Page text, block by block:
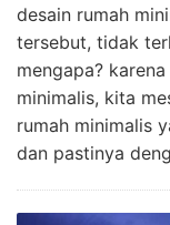
desain rumah
tersebut, tidak
mengapa?
minimalis, kita
rumah minimalis
dan pastinya